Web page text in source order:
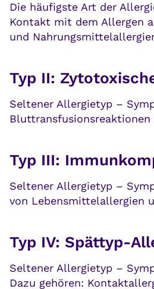
Die häufigste Art der
Kontakt mit dem Allergen
und
Typ II:
Seltener Allergietyp –
Typ III:
Seltener Allergietyp –
von Lebensmittelallergien
Typ IV: Spättyp-
Seltener Allergietyp –
Dazu gehören: